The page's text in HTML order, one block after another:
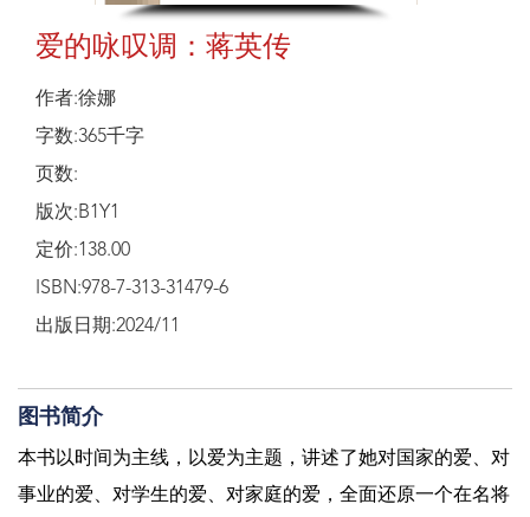
爱的咏叹调：蒋英传
作者:徐娜
字数:365千字
页数:
版次:B1Y1
定价:138.00
ISBN:978-7-313-31479-6
出版日期:2024/11
图书简介
本书以时间为主线，以爱为主题，讲述了她对国家的爱、对
事业的爱、对学生的爱、对家庭的爱，全面还原一个在名将